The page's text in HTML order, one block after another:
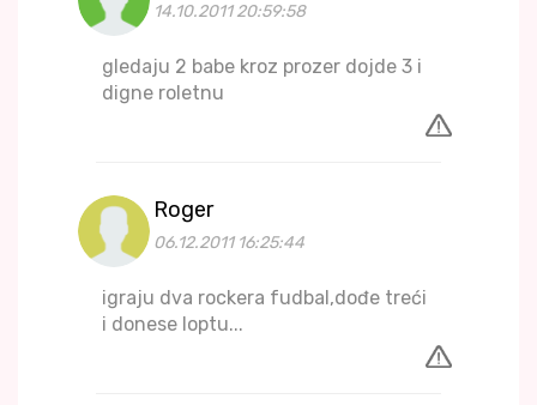
14.10.2011 20:59:58
gledaju 2 babe kroz prozer dojde 3 i
digne roletnu
Roger
06.12.2011 16:25:44
igraju dva rockera fudbal,dođe treći
i donese loptu...